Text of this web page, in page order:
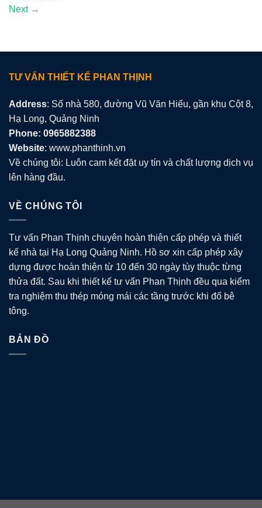
Next →
TƯ VẤN THIẾT KẾ PHAN THỊNH
Address: Số nhà 580, đường Vũ Văn Hiếu, gần khu Cột 8,
Hạ Long, Quảng Ninh
Phone: 0965882388
Website: www.phanthinh.vn
Về chúng tôi: Luôn cam kết đặt uy tín và chất lượng dịch vụ
lên hàng đầu.
VỀ CHÚNG TÔI
Tư vấn Phan Thịnh chuyên hoàn thiện cấp phép và thiết
kế nhà tại Hạ Long Quảng Ninh. Hồ sơ xin cấp phép xây
dựng được hoàn thiện từ 10 đến 30 ngày tùy thuộc từng
thửa đất. Sau khi thiết kế tư vấn Phan Thịnh đều qua kiểm
tra nghiệm thu thép móng mái các tầng trước khi đổ bê
tông.
BẢN ĐỒ